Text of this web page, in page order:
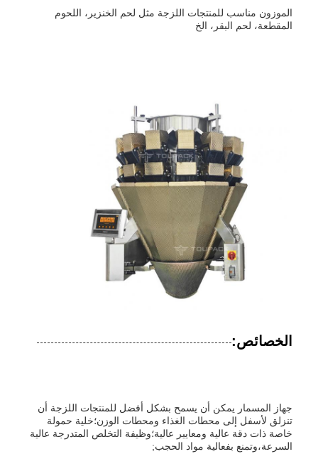
الموزون مناسب للمنتجات اللزجة مثل لحم الخنزير، اللحوم
المقطعة، لحم البقر، الخ
الخصائص:
جهاز المسمار يمكن أن يسمح بشكل أفضل للمنتجات اللزجة أن
تنزلق لأسفل إلى محطات الغذاء ومحطات الوزن؛خلية حمولة
خاصة ذات دقة عالية ومعايير عالية؛وظيفة التخلص المتدرجة عالية
السرعة،وتمنع بفعالية مواد الحجب;